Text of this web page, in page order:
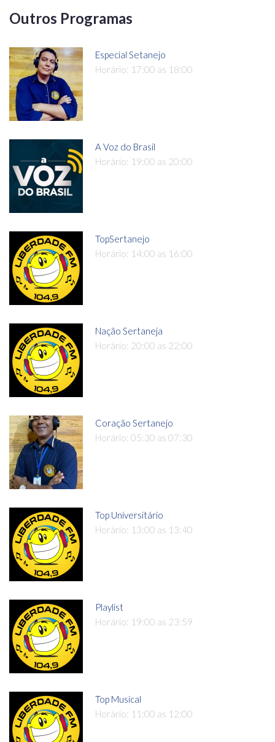
Outros Programas
Especial Setanejo
Horário: 17:00 as 18:00
A Voz do Brasil
Horário: 19:00 as 20:00
TopSertanejo
Horário: 14:00 as 16:00
Nação Sertaneja
Horário: 20:00 as 22:00
Coração Sertanejo
Horário: 05:30 as 07:30
Top Universitário
Horário: 13:00 as 13:40
Playlist
Horário: 19:00 as 23:59
Top Musical
Horário: 11:00 as 12:00